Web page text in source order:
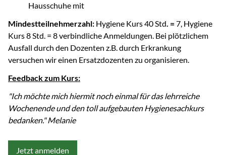
Hausschuhe mit
Mindestteilnehmerzahl: Hygiene Kurs 40 Std. =7, Hygiene
Kurs 8 Std. = 8 verbindliche Anmeldungen. Bei plötzlichem
Ausfall durch den Dozenten z.B. durch Erkrankung
versuchen wir einen Ersatzdozenten zu organisieren.
Feedback zum Kurs:
"Ich möchte mich hiermit noch einmal für das lehrreiche
Wochenende und den toll aufgebauten Hygienesachkurs
bedanken." Melanie
Jetzt anmelden